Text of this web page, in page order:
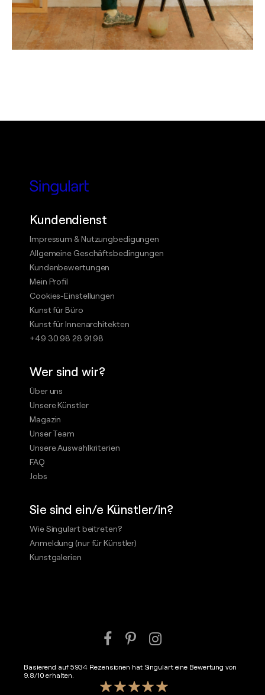
Kundendienst
Impressum & Nutzungbedigungen
Allgemeine Geschäftsbedingungen
Kundenbewertungen
Mein Profil
Cookies-Einstellungen
Kunst für Büro
Kunst für Innenarchitekten
+49 30 98 28 91 98
Wer sind wir?
Über uns
Unsere Künstler
Magazin
Unser Team
Unsere Auswahlkriterien
FAQ
Jobs
Sie sind ein/e Künstler/in?
Wie Singulart beitreten?
Anmeldung (nur für Künstler)
Kunstgalerien
Basierend auf 5934 Rezensionen hat Singulart eine Bewertung von
9.8/10 erhalten.